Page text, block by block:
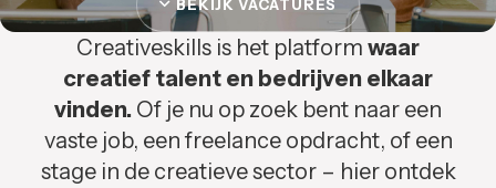
BEKIJK VACATURES
Creativeskills is het platform waar
creatief talent en bedrijven elkaar
vinden. Of je nu op zoek bent naar een
vaste job, een freelance opdracht, of een
stage in de creatieve sector – hier ontdek